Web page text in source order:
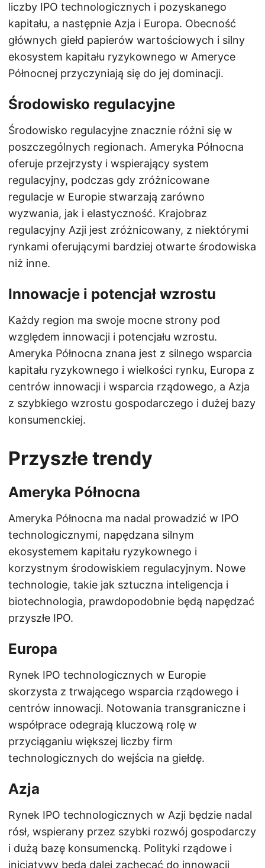
liczby IPO technologicznych i pozyskanego
kapitału, a następnie Azja i Europa. Obecność
głównych giełd papierów wartościowych i silny
ekosystem kapitału ryzykownego w Ameryce
Północnej przyczyniają się do jej dominacji.
Środowisko regulacyjne
Środowisko regulacyjne znacznie różni się w
poszczególnych regionach. Ameryka Północna
oferuje przejrzysty i wspierający system
regulacyjny, podczas gdy zróżnicowane
regulacje w Europie stwarzają zarówno
wyzwania, jak i elastyczność. Krajobraz
regulacyjny Azji jest zróżnicowany, z niektórymi
rynkami oferującymi bardziej otwarte środowiska
niż inne.
Innowacje i potencjał wzrostu
Każdy region ma swoje mocne strony pod
względem innowacji i potencjału wzrostu.
Ameryka Północna znana jest z silnego wsparcia
kapitału ryzykownego i wielkości rynku, Europa z
centrów innowacji i wsparcia rządowego, a Azja
z szybkiego wzrostu gospodarczego i dużej bazy
konsumenckiej.
Przyszłe trendy
Ameryka Północna
Ameryka Północna ma nadal prowadzić w IPO
technologicznymi, napędzana silnym
ekosystemem kapitału ryzykownego i
korzystnym środowiskiem regulacyjnym. Nowe
technologie, takie jak sztuczna inteligencja i
biotechnologia, prawdopodobnie będą napędzać
przyszłe IPO.
Europa
Rynek IPO technologicznych w Europie
skorzysta z trwającego wsparcia rządowego i
centrów innowacji. Notowania transgraniczne i
współprace odegrają kluczową rolę w
przyciąganiu większej liczby firm
technologicznych do wejścia na giełdę.
Azja
Rynek IPO technologicznych w Azji będzie nadal
rósł, wspierany przez szybki rozwój gospodarczy
i dużą bazę konsumencką. Polityki rządowe i
inicjatywy będą dalej zachęcać do innowacji